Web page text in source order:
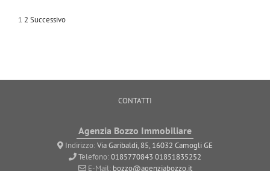
1 2 Successivo
CONTATTI
Agenzia Bozzo Immobiliare
Indirizzo:Via Garibaldi, 85, 16032 Camogli GE
Telefono:0185770843 01851835252
E-Mail: bozzo@agenziabozzo.it